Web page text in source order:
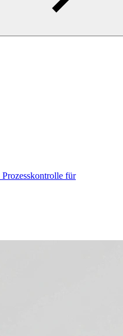
Prozesskontrolle für